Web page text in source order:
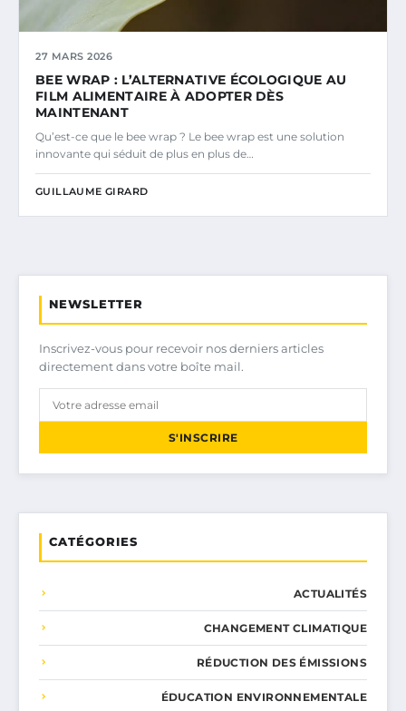
27 MARS 2026
BEE WRAP : L’ALTERNATIVE ÉCOLOGIQUE AU
FILM ALIMENTAIRE À ADOPTER DÈS
MAINTENANT
Qu’est-ce que le bee wrap ? Le bee wrap est une solution
innovante qui séduit de plus en plus de…
GUILLAUME GIRARD
NEWSLETTER
Inscrivez-vous pour recevoir nos derniers articles
directement dans votre boîte mail.
S'INSCRIRE
CATÉGORIES
ACTUALITÉS
CHANGEMENT CLIMATIQUE
RÉDUCTION DES ÉMISSIONS
ÉDUCATION ENVIRONNEMENTALE